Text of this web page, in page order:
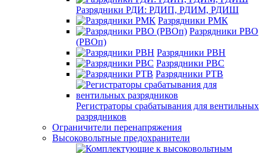
Разрядники РДИ: РДИП, РДИМ, РДИШ
Разрядники РМК
Разрядники РВО
(РВОп)
Разрядники РВН
Разрядники РВС
Разрядники РТВ
Регистраторы срабатывания для вентильных
разрядников
Ограничители перенапряжения
Высоковольтные предохранители